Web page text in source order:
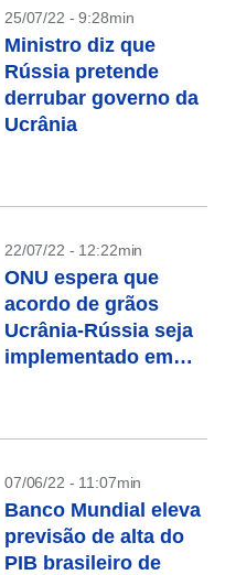
25/07/22 - 9:28min
Ministro diz que
Rússia pretende
derrubar governo da
Ucrânia
22/07/22 - 12:22min
ONU espera que
acordo de grãos
Ucrânia-Rússia seja
implementado em
07/06/22 - 11:07min
Banco Mundial eleva
previsão de alta do
PIB brasileiro de